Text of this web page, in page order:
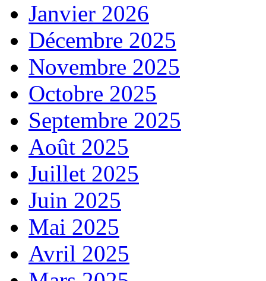
Janvier 2026
Décembre 2025
Novembre 2025
Octobre 2025
Septembre 2025
Août 2025
Juillet 2025
Juin 2025
Mai 2025
Avril 2025